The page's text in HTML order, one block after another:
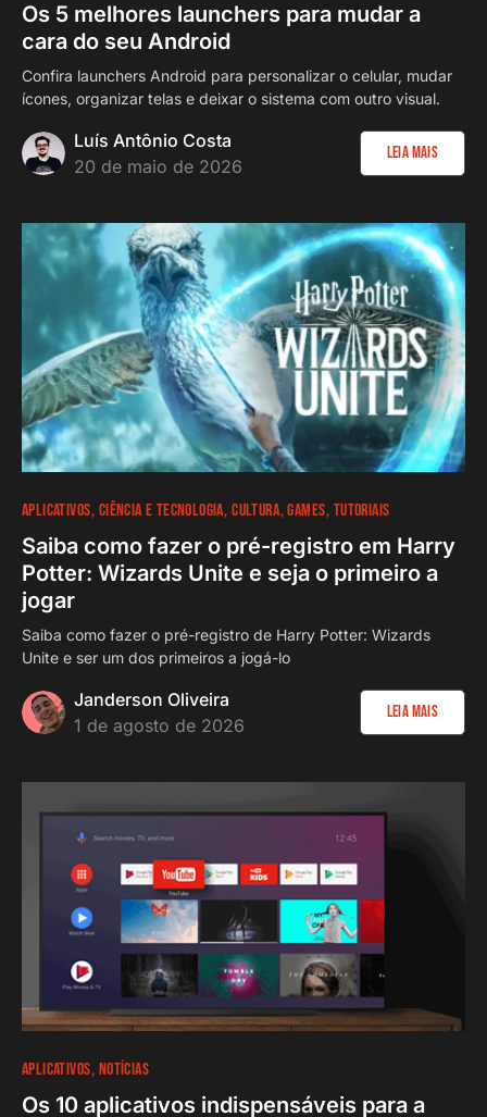
Os 5 melhores launchers para mudar a
cara do seu Android
Confira launchers Android para personalizar o celular, mudar
ícones, organizar telas e deixar o sistema com outro visual.
Luís Antônio Costa
20 de maio de 2026
Leia Mais
APLICATIVOS CIÊNCIA E TECNOLOGIA CULTURA GAMES TUTORIAIS
Saiba como fazer o pré-registro em Harry
Potter: Wizards Unite e seja o primeiro a
jogar
Saiba como fazer o pré-registro de Harry Potter: Wizards
Unite e ser um dos primeiros a jogá-lo
Janderson Oliveira
1 de agosto de 2026
Leia Mais
APLICATIVOS NOTÍCIAS
Os 10 aplicativos indispensáveis para a